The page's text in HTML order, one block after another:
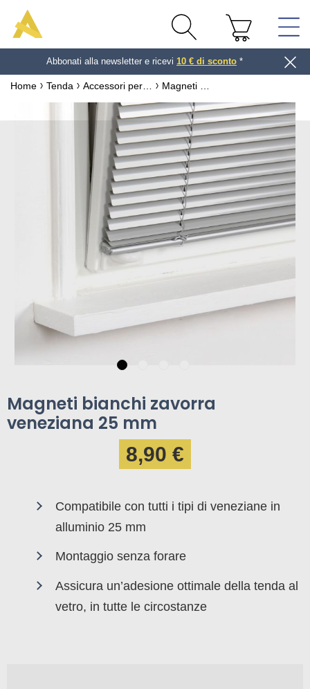
Abbonati alla newsletter e ricevi 10 € di sconto *
Home Tenda
Magneti bianchi zavorra
veneziana 25 mm
8,90 €
Compatibile con tutti i tipi di veneziane in
alluminio 25 mm
Montaggio senza forare
Assicura un’adesione ottimale della tenda al
vetro, in tutte le circostanze